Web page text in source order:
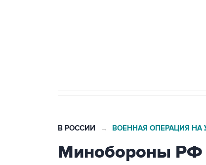
В РОССИИ → ВОЕННАЯ ОПЕРАЦИЯ НА
Минобороны РФ